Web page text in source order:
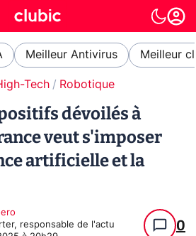
Meilleur Antivirus Meilleur
Tech Robotique
dévoilés à
veut s'imposer
artificielle et la
responsable de l'actu
0